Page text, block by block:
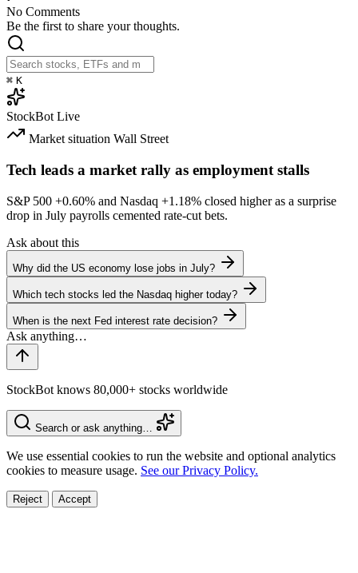
No Comments
Be the first to share your thoughts.
⌘ K
StockBot Live
Market situation Wall Street
Tech leads a market rally as employment stalls
S&P 500 +0.60% and Nasdaq +1.18% closed higher as a surprise
drop in July payrolls cemented rate-cut bets.
Ask about this
Why did the US economy lose jobs in July?
Which tech stocks led the Nasdaq higher today?
When is the next Fed interest rate decision?
StockBot knows 80,000+ stocks worldwide
Search or ask anything…
We use essential cookies to run the website and optional analytics
cookies to measure usage. See our Privacy Policy.
Reject Accept